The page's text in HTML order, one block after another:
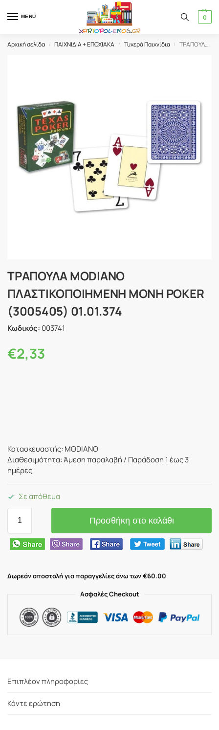
MENU 0
Αρχική σελίδα / ΠΑΙΧΝΙΔΙΑ + ΕΠΟΧΙΑΚΑ / Τυχερά Παιχνίδια / ΤΡΑΠΟΥΛΑ MODIANO ΠΛΑΣΤΙΚΟΠΟΙΗΜΕΝΗ ΜΟΝΗ POKER (3005405) 01.01.374
ΤΡΑΠΟΥΛΑ MODIANO
ΠΛΑΣΤΙΚΟΠΟΙΗΜΕΝΗ ΜΟΝΗ POKER
(3005405) 01.01.374
Κωδικός: 003741
€2,33
Κατασκευαστής: MODIANO
Διαθεσιμότητα: Άμεση παραλαβή / Παράδoση 1 έως 3
ημέρες
Σε απόθεμα
Προσθήκη στο καλάθι
Δωρεάν αποστολή για παραγγελίες άνω των €60.00
Ασφαλές Checkout
Επιπλέον πληροφορίες
Κάντε ερώτηση